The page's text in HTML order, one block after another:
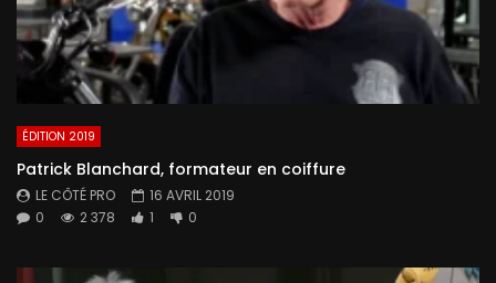
ÉDITION 2019
Patrick Blanchard, formateur en coiffure
LE CÔTÉ PRO
16 AVRIL 2019
0
2 378 1 0